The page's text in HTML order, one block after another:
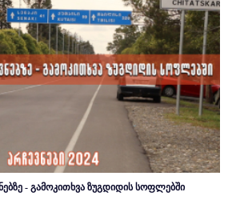
- გამოკითხვა ზუგდიდის სოფლებში